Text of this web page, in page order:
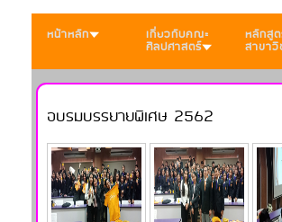
หน้าหลัก เกี่ยวกับคณะ
ศิลปศาสตร์
หลักสูต
สาขา
อบรมบรรยายพิเศษ 2562